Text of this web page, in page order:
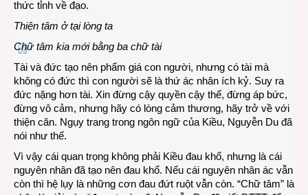
thức tỉnh về đạo.
Thiện tâm ở tại lòng ta
Chữ tâm kia mới bằng ba chữ tài
Tài và đức tạo nên phẩm giá con người, nhưng có tài mà
không có đức thì con người sẽ là thứ ác nhân ích kỷ. Suy ra
đức nặng hơn tài. Xin đừng cậy quyền cậy thế, đừng áp bức,
đừng vô cảm, nhưng hãy có lòng cảm thương, hãy trở về với
thiện căn. Ngụy trang trong ngôn ngữ của Kiều, Nguyễn Du đã
nói như thế.
Vì vậy cái quan trọng không phải Kiều đau khổ, nhưng là cái
nguyên nhân đã tạo nên đau khổ. Nếu cái nguyên nhân ác vẫn
còn thì hệ lụy là những cơn đau đứt ruột vẫn còn. “Chữ tâm” là